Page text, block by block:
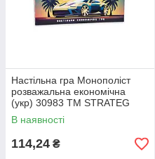
Настільна гра Монополіст
розважальна економічна
(укр) 30983 ТМ STRATEG
В наявності
114,24 ₴